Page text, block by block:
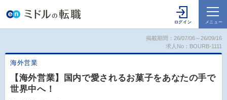
掲載期間：26/07/06～26/09/16
求人No：BOURB-1111
海外営業
【海外営業】国内で愛されるお菓子をあなたの手で
世界中へ！